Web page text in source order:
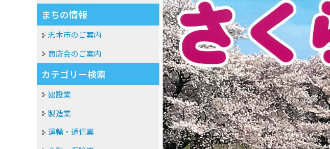
まちの情報
志木市のご案内
商店会のご案内
カテゴリー検索
建設業
製造業
運輸・通信業